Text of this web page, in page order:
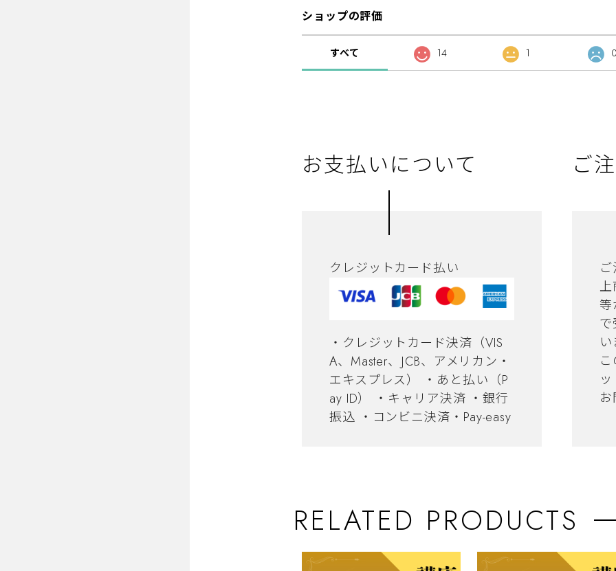
ショップの評価
すべて 14 1
お支払いについて
クレジットカード払い
・クレジットカード決済（VIS
A、Master、JCB、アメリカン・
エキスプレス） ・あと払い（P
ay ID） ・キャリア決済 ・銀行
振込 ・コンビニ決済・Pay-easy
ご
RELATED PRODUCTS